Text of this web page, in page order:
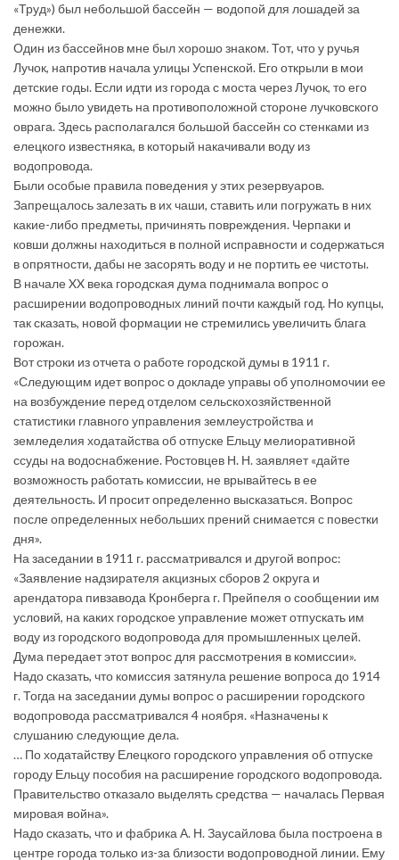
«Труд») был небольшой бассейн — водопой для лошадей за
денежки.
Один из бассейнов мне был хорошо знаком. Тот, что у ручья
Лучок, напротив начала улицы Успенской. Его открыли в мои
детские годы. Если идти из города с моста через Лучок, то его
можно было увидеть на противоположной стороне лучковского
оврага. Здесь располагался большой бассейн со стенками из
елецкого известняка, в который накачивали воду из
водопровода.
Были особые правила поведения у этих резервуаров.
Запрещалось залезать в их чаши, ставить или погружать в них
какие-либо предметы, причинять повреждения. Черпаки и
ковши должны находиться в полной исправности и содержаться
в опрятности, дабы не засорять воду и не портить ее чистоты.
В начале XX века городская дума поднимала вопрос о
расширении водопроводных линий почти каждый год. Но купцы,
так сказать, новой формации не стремились увеличить блага
горожан.
Вот строки из отчета о работе городской думы в 1911 г.
«Следующим идет вопрос о докладе управы об уполномочии ее
на возбуждение перед отделом сельскохозяйственной
статистики главного управления землеустройства и
земледелия ходатайства об отпуске Ельцу мелиоративной
ссуды на водоснабжение. Ростовцев Н. Н. заявляет «дайте
возможность работать комиссии, не врывайтесь в ее
деятельность. И просит определенно высказаться. Вопрос
после определенных небольших прений снимается с повестки
дня».
На заседании в 1911 г. рассматривался и другой вопрос:
«Заявление надзирателя акцизных сборов 2 округа и
арендатора пивзавода Кронберга г. Прейпеля о сообщении им
условий, на каких городское управление может отпускать им
воду из городского водопровода для промышленных целей.
Дума передает этот вопрос для рассмотрения в комиссии».
Надо сказать, что комиссия затянула решение вопроса до 1914
г. Тогда на заседании думы вопрос о расширении городского
водопровода рассматривался 4 ноября. «Назначены к
слушанию следующие дела.
… По ходатайству Елецкого городского управления об отпуске
городу Ельцу пособия на расширение городского водопровода.
Правительство отказало выделять средства — началась Первая
мировая война».
Надо сказать, что и фабрика А. Н. Заусайлова была построена в
центре города только из-за близости водопроводной линии. Ему